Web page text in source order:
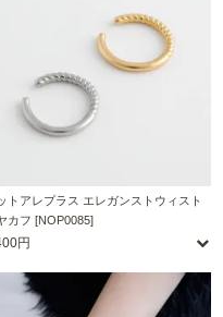
トアレプラス エレガンストウィスト
カフ [NOP0085]
円